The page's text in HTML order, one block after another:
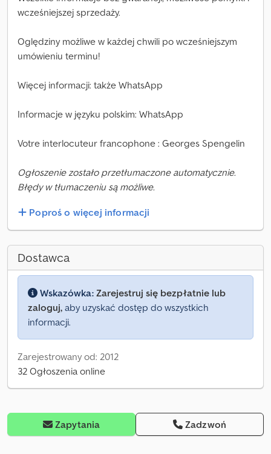
wcześniejszej sprzedaży.
Oględziny możliwe w każdej chwili po wcześniejszym
umówieniu terminu!
Więcej informacji: także WhatsApp
Informacje w języku polskim: WhatsApp
Votre interlocuteur francophone : Georges Spengelin
Ogłoszenie zostało przetłumaczone automatycznie.
Błędy w tłumaczeniu są możliwe.
Poproś o więcej informacji
Dostawca
Wskazówka: Zarejestruj się bezpłatnie lub
zaloguj, aby uzyskać dostęp do wszystkich
informacji.
Zarejestrowany od: 2012
32 Ogłoszenia online
Zapytania Zadzwoń